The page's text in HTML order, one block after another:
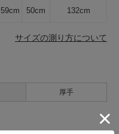
59cm 50cm 132cm
サイズの測り方について
厚手